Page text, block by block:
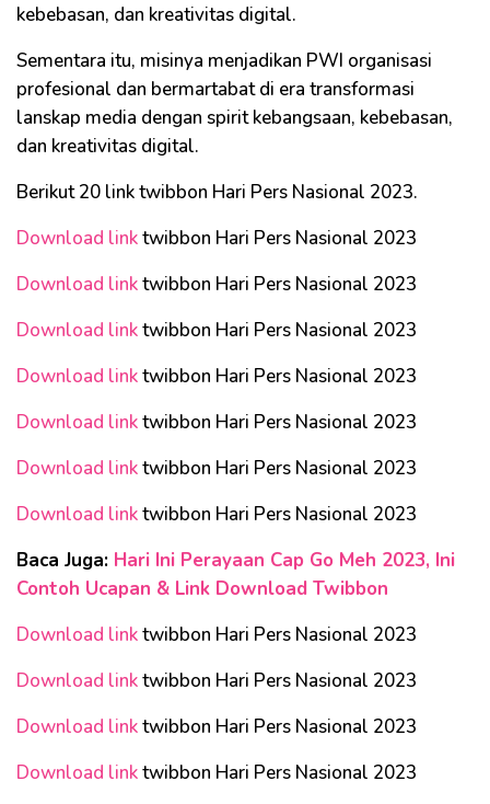
kebebasan, dan kreativitas digital.
Sementara itu, misinya menjadikan PWI organisasi
profesional dan bermartabat di era transformasi
lanskap media dengan spirit kebangsaan, kebebasan,
dan kreativitas digital.
Berikut 20 link twibbon Hari Pers Nasional 2023.
Download linktwibbon Hari Pers Nasional 2023
Download linktwibbon Hari Pers Nasional 2023
Download linktwibbon Hari Pers Nasional 2023
Download linktwibbon Hari Pers Nasional 2023
Download linktwibbon Hari Pers Nasional 2023
Download linktwibbon Hari Pers Nasional 2023
Download linktwibbon Hari Pers Nasional 2023
Baca Juga: Hari Ini Perayaan Cap Go Meh 2023, Ini
Contoh Ucapan & Link Download Twibbon
Download linktwibbon Hari Pers Nasional 2023
Download linktwibbon Hari Pers Nasional 2023
Download linktwibbon Hari Pers Nasional 2023
Download linktwibbon Hari Pers Nasional 2023